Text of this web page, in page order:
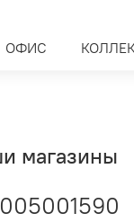
ОФИС
магазины